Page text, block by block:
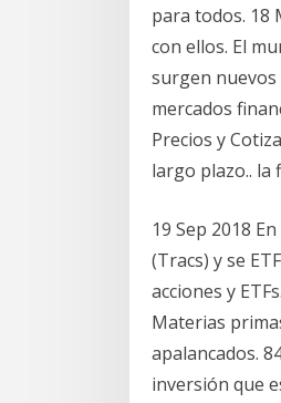
para todos. 18
con ellos. El
surgen nuevos
mercados
Precios y
largo plazo.. la
19 Sep 2018
(Tracs) y se
acciones y
Materias
apalancados.
inversión que